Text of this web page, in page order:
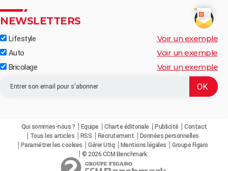
NEWSLETTERS
Lifestyle Voir un exemple
Auto Voir un exemple
Bricolage Voir un exemple
Qui sommes-nous ? Equipe Charte éditoriale Publicité
Contact
Tous les articles
RSS Recrutement
Données personnelles
Paramétrer les cookies
Gérer Utiq Mentions légales
Groupe Figaro
© 2026 CCM Benchmark